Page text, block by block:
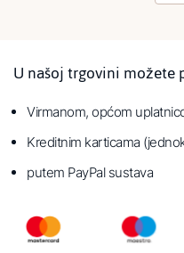
U našoj trgovini možete
Virmanom, općom
Kreditnim karticama
putem PayPal sustava